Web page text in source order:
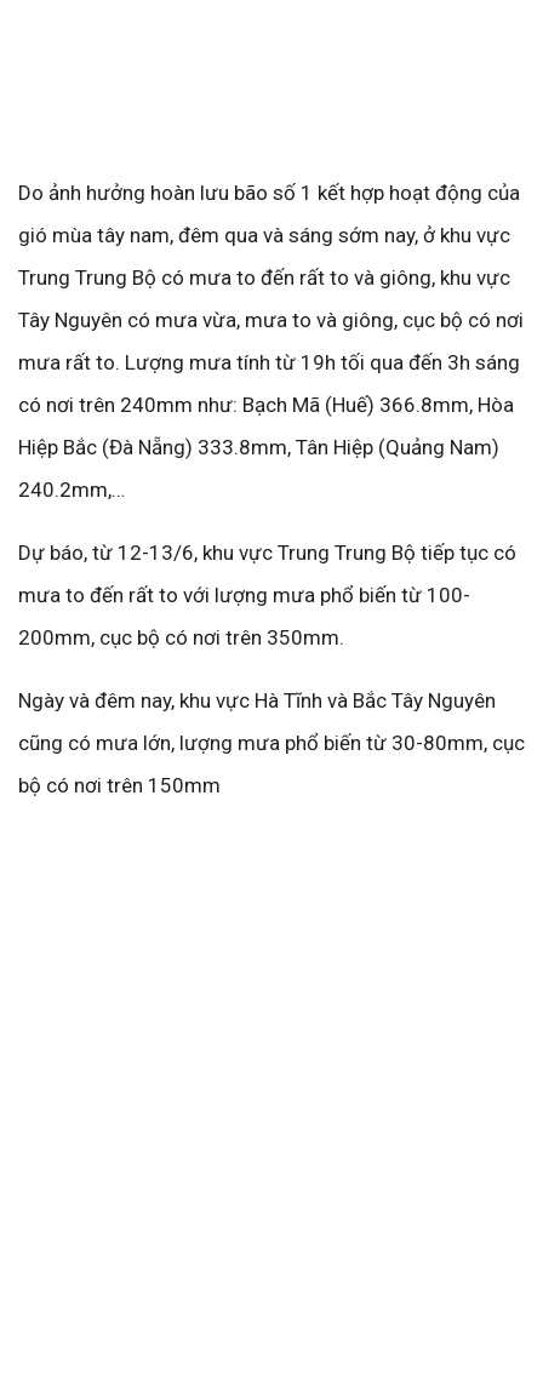
Do ảnh hưởng hoàn lưu bão số 1 kết hợp hoạt động của
gió mùa tây nam, đêm qua và sáng sớm nay, ở khu vực
Trung Trung Bộ có mưa to đến rất to và giông, khu vực
Tây Nguyên có mưa vừa, mưa to và giông, cục bộ có nơi
mưa rất to. Lượng mưa tính từ 19h tối qua đến 3h sáng
có nơi trên 240mm như: Bạch Mã (Huế) 366.8mm, Hòa
Hiệp Bắc (Đà Nẵng) 333.8mm, Tân Hiệp (Quảng Nam)
240.2mm,…
Dự báo, từ 12-13/6, khu vực Trung Trung Bộ tiếp tục có
mưa to đến rất to với lượng mưa phổ biến từ 100-
200mm, cục bộ có nơi trên 350mm.
Ngày và đêm nay, khu vực Hà Tĩnh và Bắc Tây Nguyên
cũng có mưa lớn, lượng mưa phổ biến từ 30-80mm, cục
bộ có nơi trên 150mm